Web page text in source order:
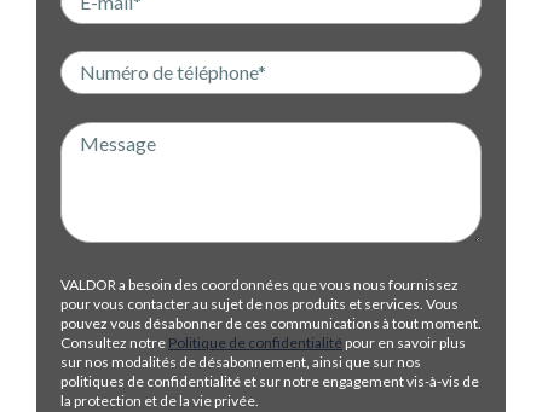
VALDOR a besoin des coordonnées que vous nous fournissez
pour vous contacter au sujet de nos produits et services. Vous
pouvez vous désabonner de ces communications à tout moment.
Consultez notre Politique de confidentialité pour en savoir plus
sur nos modalités de désabonnement, ainsi que sur nos
politiques de confidentialité et sur notre engagement vis-à-vis de
la protection et de la vie privée.